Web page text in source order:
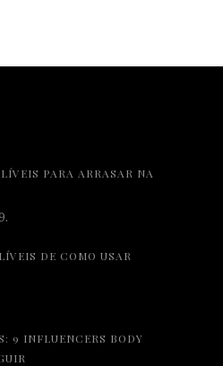
PARA ARRASAR NA
DE COMO USAR
9 INFLUENCERS BODY